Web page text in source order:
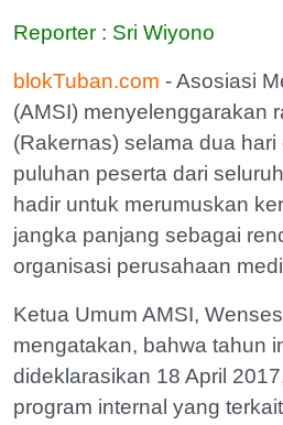
Reporter : Sri Wiyono
blokTuban.com - Asosiasi
(AMSI) menyelenggarakan
(Rakernas) selama dua hari
puluhan peserta dari
hadir untuk merumuskan
jangka panjang sebagai
organisasi perusahaan
Ketua Umum AMSI,
mengatakan, bahwa tahun
dideklarasikan 18 April
program internal yang